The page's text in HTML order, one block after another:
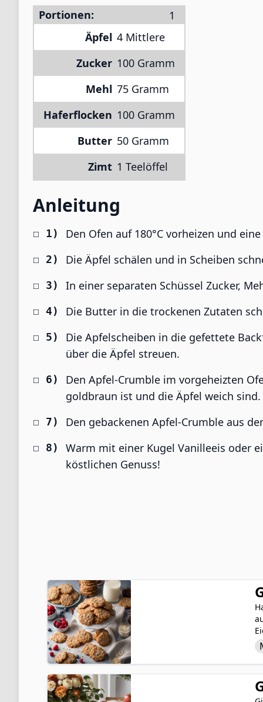
Portionen:
Äpfel 4 Mittlere
Zucker 100 Gramm
Mehl 75 Gramm
Haferflocken 100 Gramm
Butter 50 Gramm
Zimt 1 Teelöffel
Anleitung
Den Ofen auf 180°C vorheizen und
Die Äpfel schälen und in Scheiben
In einer separaten Schüssel Zucker,
Die Butter in die trockenen Zutaten
Die Apfelscheiben in die gefettete
über die Äpfel streuen.
Den Apfel-Crumble im vorgeheizten
goldbraun ist und die Äpfel weich sind.
Den gebackenen Apfel-Crumble aus
Warm mit einer Kugel Vanilleeis oder
köstlichen Genuss!